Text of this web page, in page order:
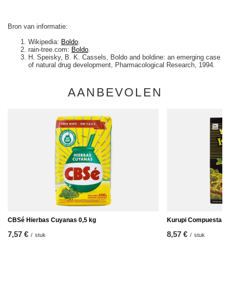
Bron van informatie:
Wikipedia: Boldo.
rain-tree.com: Boldo.
H. Speisky, B. K. Cassels, Boldo and boldine: an emerging case
of natural drug development, Pharmacological Research, 1994.
AANBEVOLEN
CBSé Hierbas Cuyanas 0,5 kg
7,57 € / stuk
Kurupi Compuesta
8,57 € / stuk